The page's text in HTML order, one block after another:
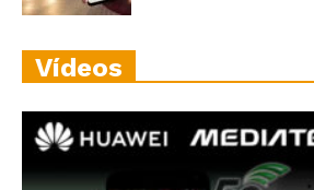
Vídeos